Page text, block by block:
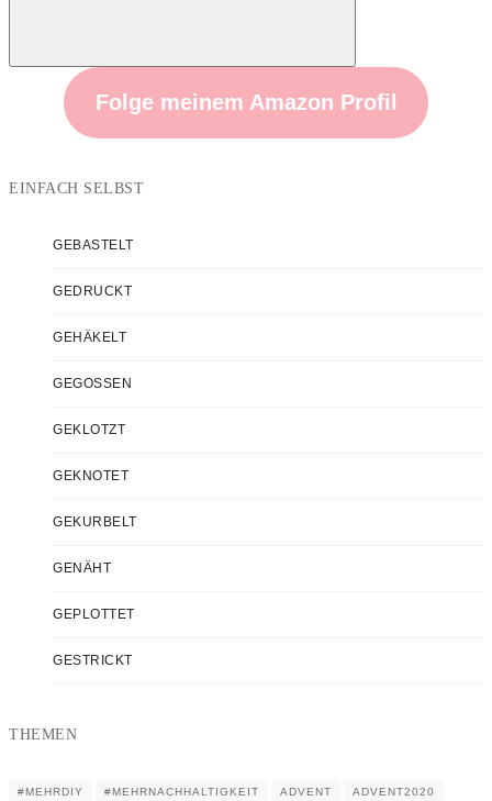
Folge meinem Amazon Profil
EINFACH SELBST
GEBASTELT
GEDRUCKT
GEHÄKELT
GEGOSSEN
GEKLOTZT
GEKNOTET
GEKURBELT
GENÄHT
GEPLOTTET
GESTRICKT
THEMEN
#MEHRDIY #MEHRNACHHALTIGKEIT ADVENT ADVENT2020